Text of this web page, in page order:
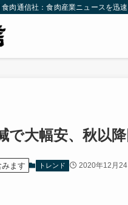
肉通信社：食肉産業ニュースを迅
で大幅安、秋以
ます トレンド 2020年12月